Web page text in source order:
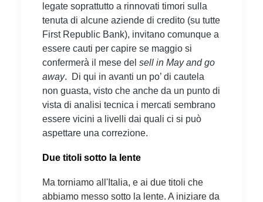
legate soprattutto a rinnovati timori sulla
tenuta di alcune aziende di credito (su tutte
First Republic Bank), invitano comunque a
essere cauti per capire se maggio si
confermerà il mese del sell in May and go
away. Di qui in avanti un po’ di cautela
non guasta, visto che anche da un punto di
vista di analisi tecnica i mercati sembrano
essere vicini a livelli dai quali ci si può
aspettare una correzione.
Due titoli sotto la lente
Ma torniamo all'Italia, e ai due titoli che
abbiamo messo sotto la lente. A iniziare da